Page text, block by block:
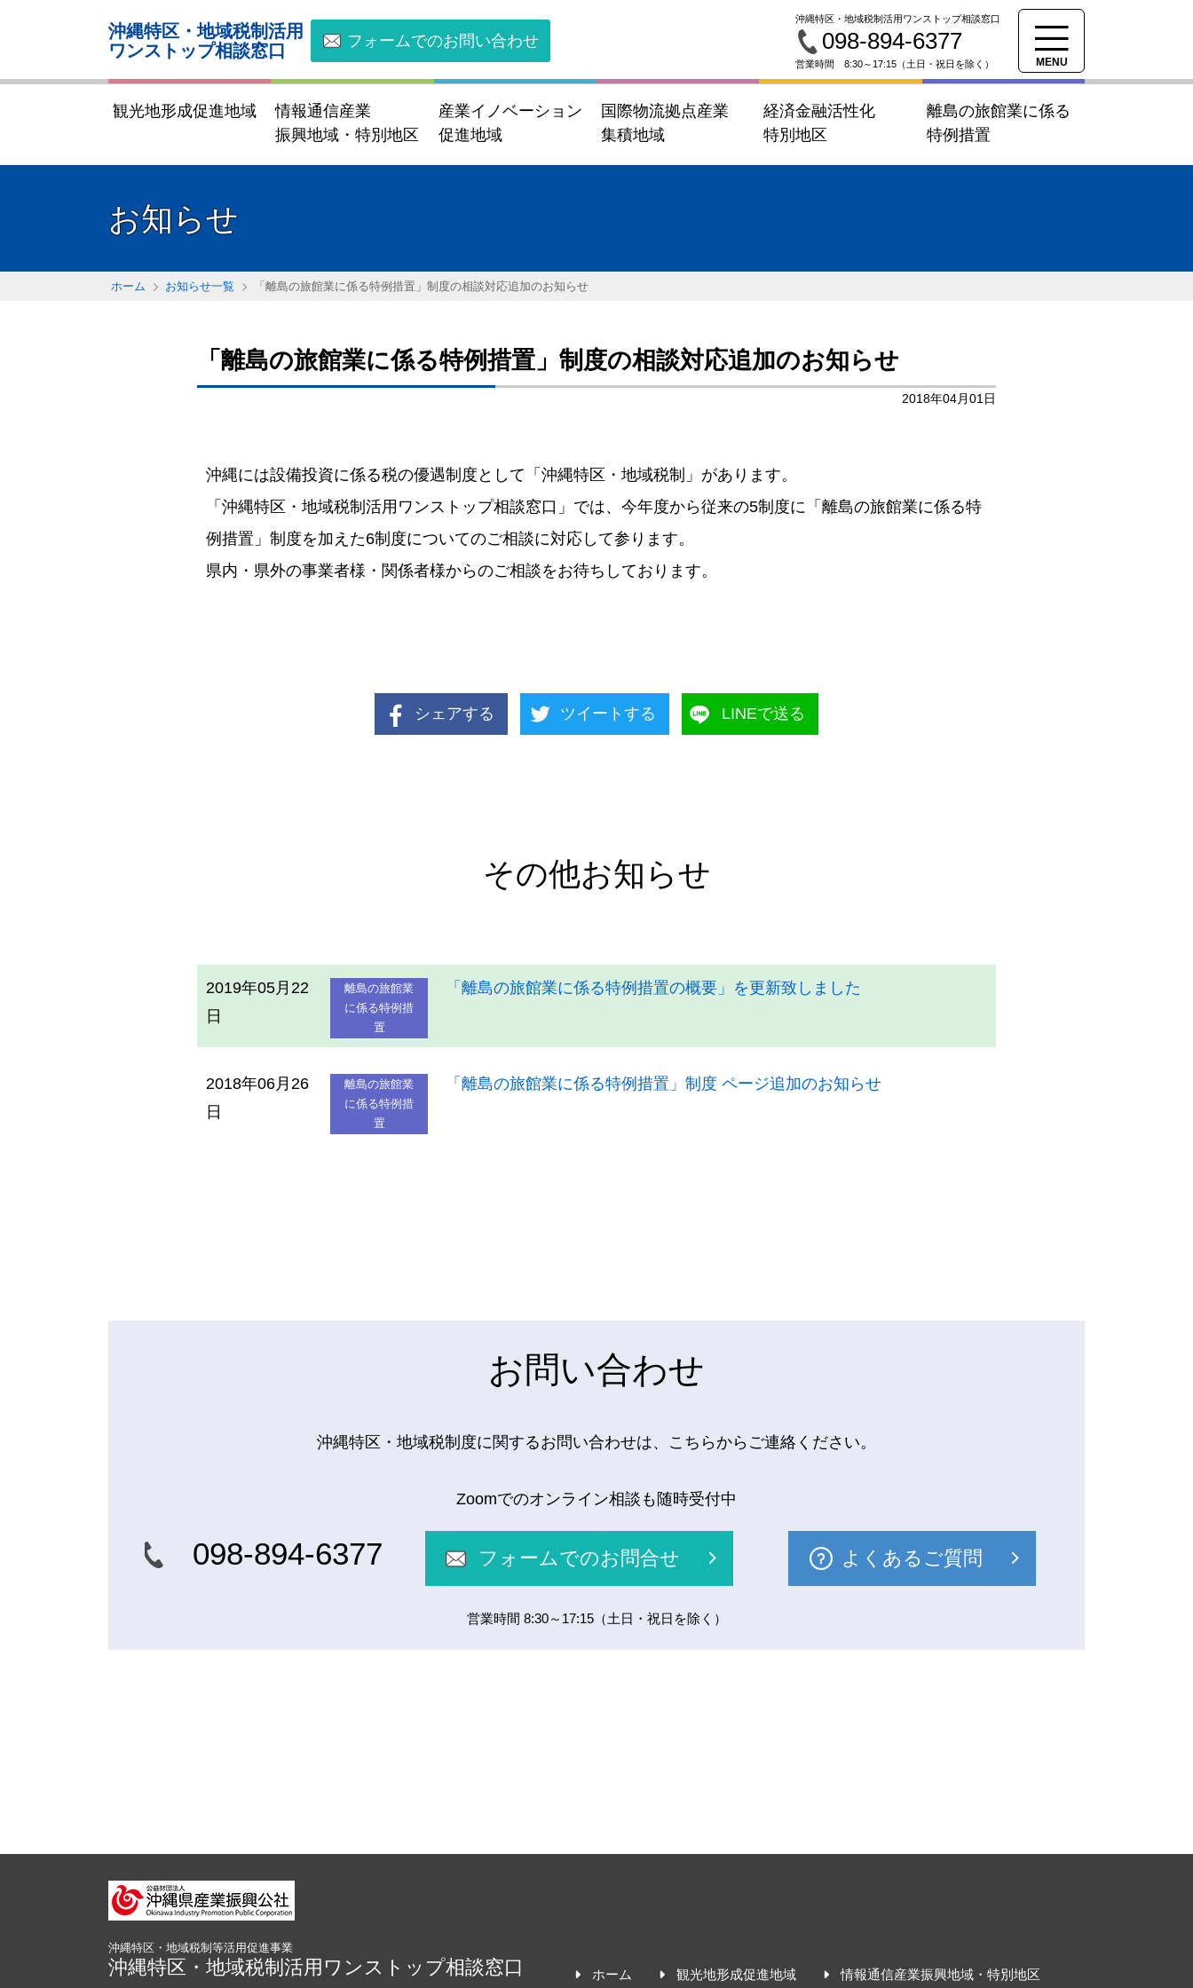
沖縄特区・地域税制活用
ワンストップ相談窓口
フォームでのお問い合わせ
沖縄特区・地域税制活用ワンストップ相談窓口
098-894-6377
営業時間 8:30～17:15（土日・祝日を除く） MENU
観光地形成促進地域
情報通信産業
振興地域・特別地区
産業イノベーション
促進地域
国際物流拠点産業
集積地域
経済金融活性化
特別地区
離島の旅館業に係る
特例措置
お知らせ
ホーム お知らせ一覧 「離島の旅館業に係る特例措置」制度の相談対応追加のお知らせ
「離島の旅館業に係る特例措置」制度の相談対応追加のお知らせ
2018年04月01日
沖縄には設備投資に係る税の優遇制度として「沖縄特区・地域税制」があります。
「沖縄特区・地域税制活用ワンストップ相談窓口」では、今年度から従来の5制度に「離島の旅館業に係る特
例措置」制度を加えた6制度についてのご相談に対応して参ります。
県内・県外の事業者様・関係者様からのご相談をお待ちしております。
シェアする ツイートする LINEで送る
その他お知らせ
2019年05月22
日
離島の旅館業
に係る特例措
置
「離島の旅館業に係る特例措置の概要」を更新致しました
2018年06月26
日
離島の旅館業
に係る特例措
置
「離島の旅館業に係る特例措置」制度 ページ追加のお知らせ
お問い合わせ
沖縄特区・地域税制度に関するお問い合わせは、こちらからご連絡ください。
Zoomでのオンライン相談も随時受付中
098-894-6377 フォームでのお問合せ よくあるご質問
営業時間 8:30～17:15（土日・祝日を除く）
沖縄特区・地域税制等活用促進事業
沖縄特区・地域税制活用ワンストップ相談窓口 ホーム 観光地形成促進地域 情報通信産業振興地域・特別地区